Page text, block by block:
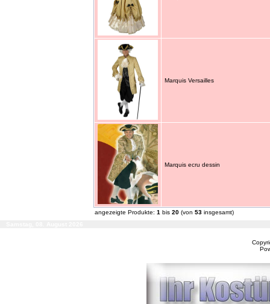
Marquis Versailles
Marquis ecru dessin
angezeigte Produkte: 1 bis 20 (von 53 insgesamt)